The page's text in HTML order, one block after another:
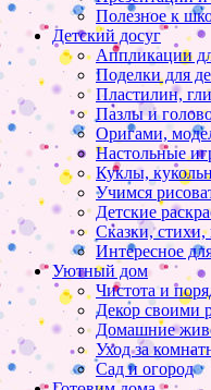
Полезное к
Детский досуг
Аппликации
Поделки для
Пластилин,
Пазлы и
Оригами,
Настольные
Куклы,
Учимся
Детские
Сказки, стихи,
Интересное
Уютный дом
Чистота и
Декор своими
Домашние
Уход за
Сад и огород